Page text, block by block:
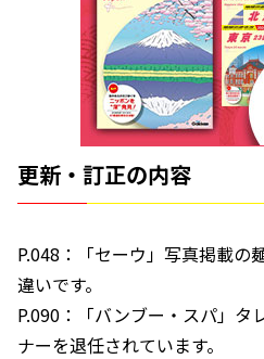
更新・訂正の内容
P.048：「セーウ」写真掲載の
違いです。
P.090：「バンブー・スパ」タ
ナーを退任されています。